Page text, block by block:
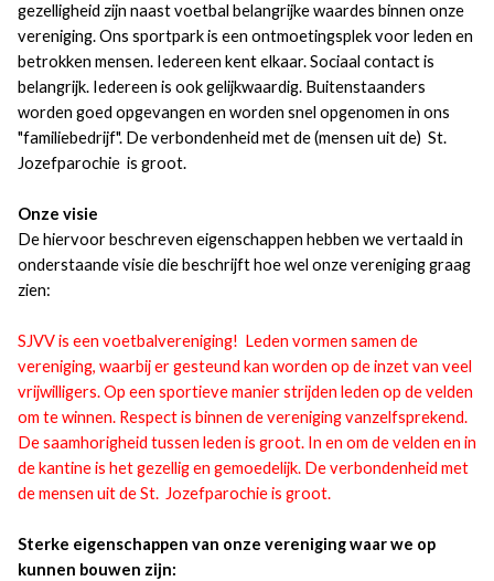
gezelligheid zijn naast voetbal belangrijke waardes binnen onze
vereniging. Ons sportpark is een ontmoetingsplek voor leden en
betrokken mensen. Iedereen kent elkaar. Sociaal contact is
belangrijk. Iedereen is ook gelijkwaardig. Buitenstaanders
worden goed opgevangen en worden snel opgenomen in ons
"familiebedrijf". De verbondenheid met de (mensen uit de) St.
Jozefparochie is groot.
Onze visie
De hiervoor beschreven eigenschappen hebben we vertaald in
onderstaande visie die beschrijft hoe wel onze vereniging graag
zien:
SJVV is een voetbalvereniging! Leden vormen samen de
vereniging, waarbij er gesteund kan worden op de inzet van veel
vrijwilligers. Op een sportieve manier strijden leden op de velden
om te winnen. Respect is binnen de vereniging vanzelfsprekend.
De saamhorigheid tussen leden is groot. In en om de velden en in
de kantine is het gezellig en gemoedelijk. De verbondenheid met
de mensen uit de St. Jozefparochie is groot.
Sterke eigenschappen van onze vereniging waar we op
kunnen bouwen zijn: